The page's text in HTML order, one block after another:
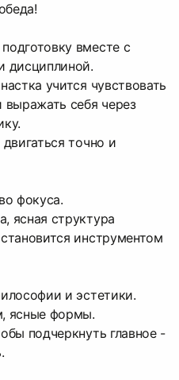
вместе с
дисциплиной.
учится чувствовать
себя через
точно и
фокуса.
ясная структура
инструментом
и эстетики.
ясные формы.
подчеркнуть главное -